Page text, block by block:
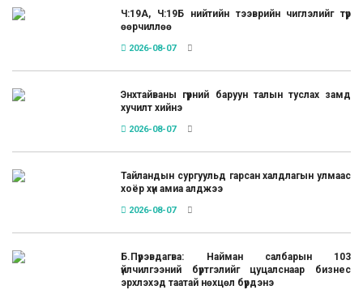
Ч:19А, Ч:19Б нийтийн тээврийн чиглэлийг түр
өөрчиллөө
2026-08-07
Энхтайваны гүүрний баруун талын туслах замд
хучилт хийнэ
2026-08-07
Тайландын сургуульд гарсан халдлагын улмаас
хоёр хүн амиа алджээ
2026-08-07
Б.Пүрэвдагва: Найман салбарын 103
үйлчилгээний бүртгэлийг цуцалснаар бизнес
эрхлэхэд таатай нөхцөл бүрдэнэ